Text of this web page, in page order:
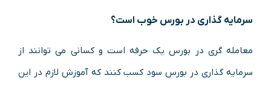
سرمایه گذاری در بورس خوب است؟
معامله گری در بورس یک حرفه است و کسانی می توانند از
سرمایه گذاری در بورس سود کسب کنند که آموزش لازم در این